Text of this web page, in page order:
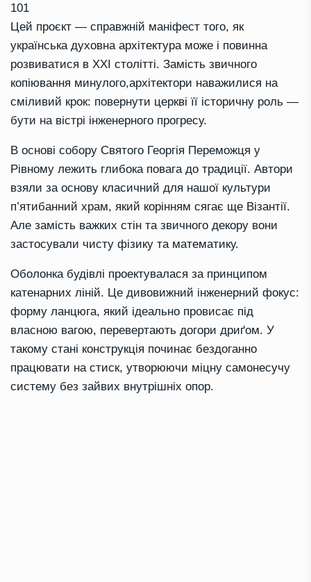
101
Цей проєкт — справжній маніфест того, як
українська духовна архітектура може і повинна
розвиватися в XXI столітті. Замість звичного
копіювання минулого,архітектори наважилися на
сміливий крок: повернути церкві її історичну роль —
бути на вістрі інженерного прогресу.
В основі собору Святого Георгія Переможця у
Рівному лежить глибока повага до традиції. Автори
взяли за основу класичний для нашої культури
п’ятибанний храм, який корінням сягає ще Візантії.
Але замість важких стін та звичного декору вони
застосували чисту фізику та математику.
Оболонка будівлі проектувалася за принципом
катенарних ліній. Це дивовижний інженерний фокус:
форму ланцюга, який ідеально провисає під
власною вагою, перевертають догори дриґом. У
такому стані конструкція починає бездоганно
працювати на стиск, утворюючи міцну самонесучу
систему без зайвих внутрішніх опор.